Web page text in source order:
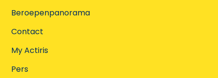
Beroepenpanorama
Contact
My Actiris
Pers